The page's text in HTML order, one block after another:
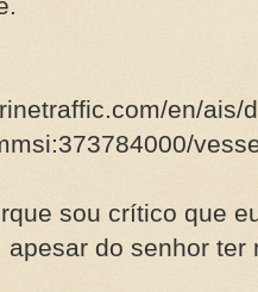
en/
sou crítico que
apesar do senhor ter